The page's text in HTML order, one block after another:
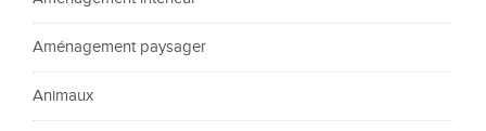
Aménagement paysager
Animaux